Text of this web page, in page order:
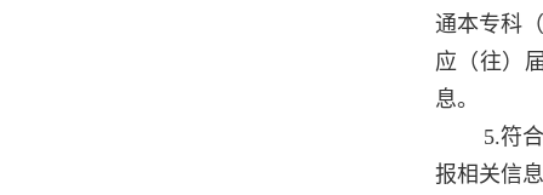
通本专科
应（往）
息。
5.符
报相关信